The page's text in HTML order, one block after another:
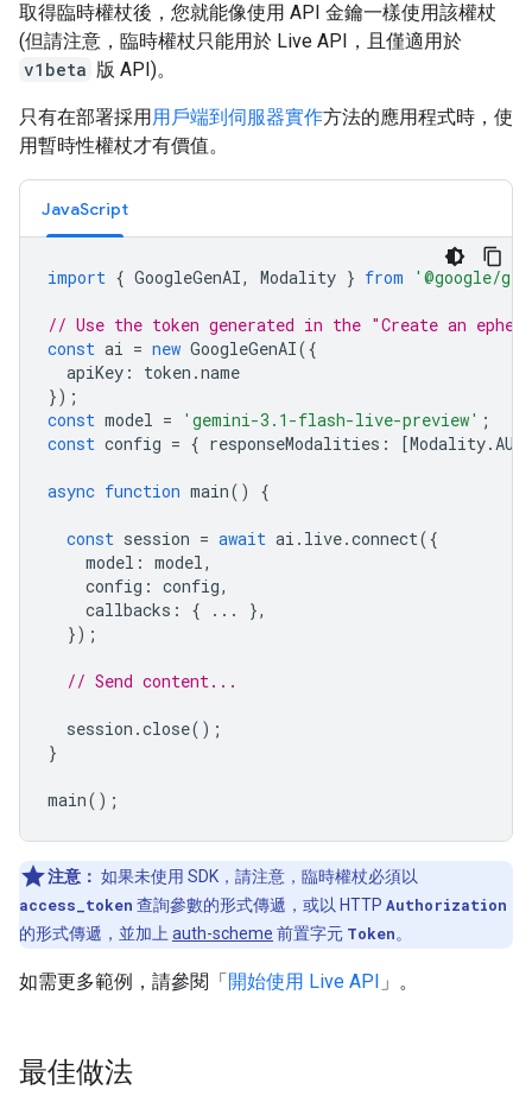
取得臨時權杖後，您就能像使用 API 金鑰一樣使用該權杖
(但請注意，臨時權杖只能用於 Live API，且僅適用於
v1beta 版 API)。
只有在部署採用 用戶端到伺服器實作方法的應用程式時，使
用暫時性權杖才有價值。
JavaScript
import { GoogleGenAI, Modality } from '@google/
// Use the token generated in the "Create an
const ai = new GoogleGenAI({
apiKey : token .name
});
const model = 'gemini-3.1-flash-live-preview' ;
const config = { responseModalities : [Modality.
async function main() {
const session = await ai . live.connect({
model : model,
config : config,
callbacks : { ...
},
});
// Send content...
session .close();
}
main();
注意： 如果未使用 SDK，請注意，臨時權杖必須以
access_token 查詢參數的形式傳遞，或以 HTTP Authorization
的形式傳遞，並加上 auth-scheme 前置字元 Token。
如需更多範例，請參閱「 開始使用 Live API 」。
最佳做法